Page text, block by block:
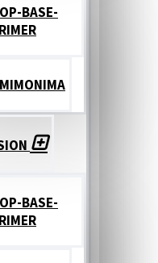
BASE-
BASE-